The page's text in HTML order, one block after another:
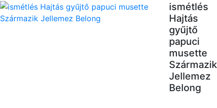
ismétlés
Hajtás
gyűjtő
papuci
musette
Származik
Jellemez
Belong